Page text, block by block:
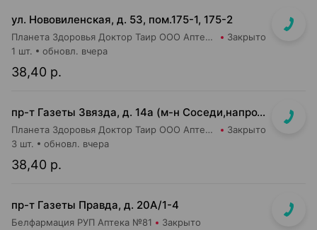
ул. Нововиленская, д. 53, пом.175-1, 175-2
Планета Здоровья Доктор Таир ООО Аптека №5 Закрыто
38,40 р.
1 шт. обновл. вчера
пр-т Газеты Звязда, д. 14а (м-н Соседи,напротив касс)
Планета Здоровья Доктор Таир ООО Аптека №14 Закрыто
38,40 р.
3 шт. обновл. вчера
пр-т Газеты Правда, д. 20A/1-4
Белфармация РУП Аптека №81 Закрыто